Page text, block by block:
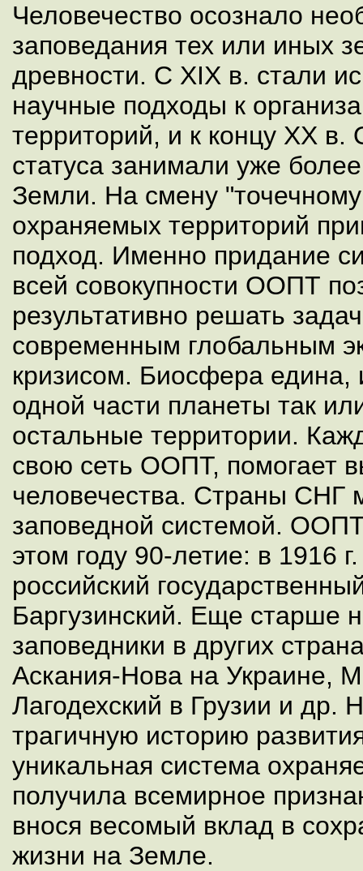
Человечество осознало
заповедания тех или иных
древности. С XIX в. стали
научные подходы к
территорий, и к концу ХХ
статуса занимали уже
Земли. На смену
охраняемых территорий
подход. Именно придание
всей совокупности ООПТ
результативно решать
современным глобальным
кризисом. Биосфера едина,
одной части планеты так
остальные территории.
свою сеть ООПТ, помогает
человечества. Страны СНГ
заповедной системой.
этом году 90-летие: в 1916
российский
Баргузинский. Еще старше
заповедники в других
Аскания-Нова на Украине,
Лагодехский в Грузии и др.
трагичную историю
уникальная система
получила всемирное
внося весомый вклад в
жизни на Земле.